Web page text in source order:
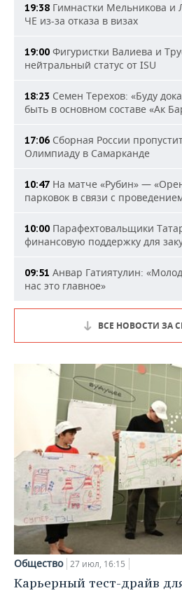
19:38 Гимнастки Мельникова и
ЧЕ из-за отказа в визах
19:00 Фигуристки Валиева и
нейтральный статус от ISU
18:23 Семен Терехов: «Буду
быть в основном составе «Ак
17:06 Сборная России
Олимпиаду в Самарканде
10:47 На матче «Рубин» —
парковок в связи с
10:00 Парафехтовальщики
финансовую поддержку для
09:51 Анвар Гатиятулин:
нас это главное»
ВСЕ НОВОСТИ ЗА
Общество 27 июл, 16:15
Карьерный тест-драйв